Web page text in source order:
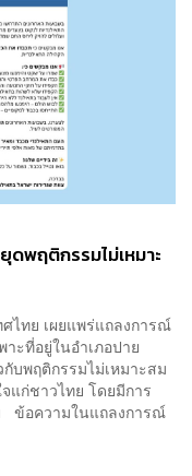
ดพฤติกรรมไม่เหมาะ
ไทย เผยแพร่แถลงการณ์
าะที่อยู่ในอำเภอปาย
บพฤติกรรมไม่เหมาะสม
แก่ชาวไทย โดยมีการ
ข้อความในแถลงการณ์